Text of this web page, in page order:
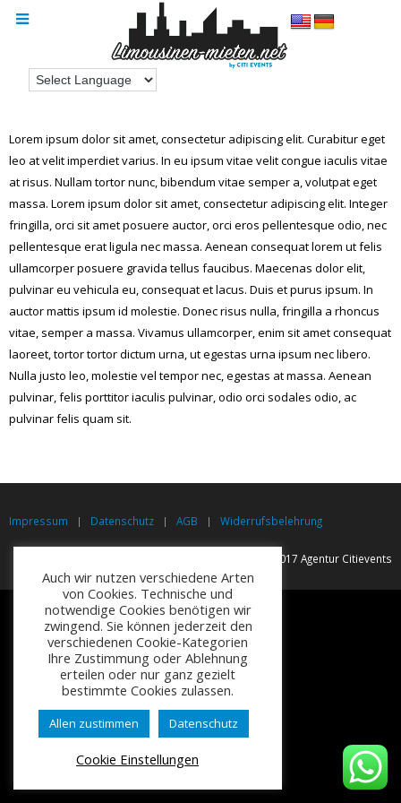
Lorem ipsum dolor sit amet, consectetur adipiscing elit. Curabitur eget
leo at velit imperdiet varius. In eu ipsum vitae velit congue iaculis vitae
at risus. Nullam tortor nunc, bibendum vitae semper a, volutpat eget
massa. Lorem ipsum dolor sit amet, consectetur adipiscing elit. Integer
fringilla, orci sit amet posuere auctor, orci eros pellentesque odio, nec
pellentesque erat ligula nec massa. Aenean consequat lorem ut felis
ullamcorper posuere gravida tellus faucibus. Maecenas dolor elit,
pulvinar eu vehicula eu, consequat et lacus. Duis et purus ipsum. In
auctor mattis ipsum id molestie. Donec risus nulla, fringilla a rhoncus
vitae, semper a massa. Vivamus ullamcorper, enim sit amet consequat
laoreet, tortor tortor dictum urna, ut egestas urna ipsum nec libero.
Nulla justo leo, molestie vel tempor nec, egestas at massa. Aenean
pulvinar, felis porttitor iaculis pulvinar, odio orci sodales odio, ac
pulvinar felis quam sit.
Impressum Datenschutz AGB Widerrufsbelehrung
© Copyright 2017 Agentur Citievents
Auch wir nutzen verschiedene Arten
von Cookies. Technische und
notwendige Cookies benötigen wir
zwingend. Sie können jederzeit den
verschiedenen Cookie-Kategorien
Ihre Zustimmung oder Ablehnung
erteilen oder nur ganz gezielt
bestimmte Cookies zulassen.
Allen zustimmen Datenschutz
Cookie Einstellungen